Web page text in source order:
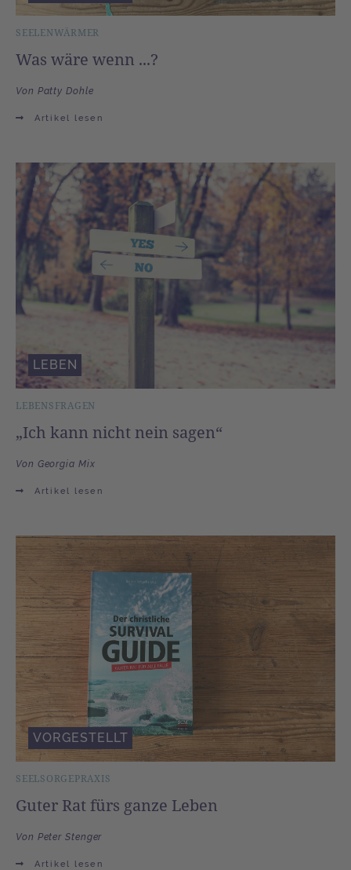
SEELENWÄRMER
Was wäre wenn ...?
Von Patty Dohle
Artikel lesen
LEBENSFRAGEN
„Ich kann nicht nein sagen“
Von Georgia Mix
Artikel lesen
LEBEN
SEELSORGEPRAXIS
Guter Rat fürs ganze Leben
Von Peter Stenger
Artikel lesen
VORGESTELLT